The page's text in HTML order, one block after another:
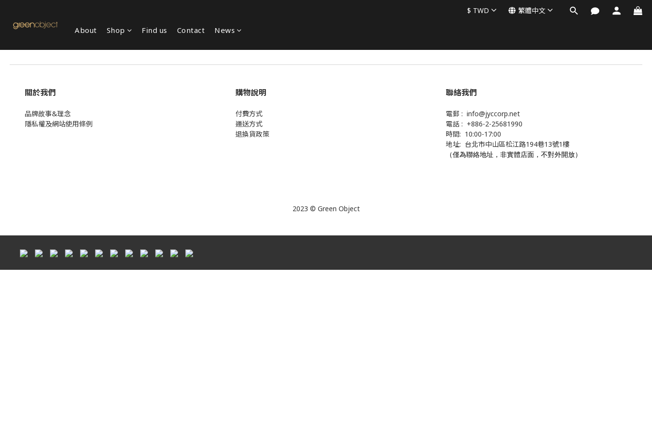
About Shop Find us Contact News
$ TWD 繁體中文
關於我們
品牌故事&理念
隱私權及網站使用條例
購物說明
付費方式
運送方式
退換貨政策
聯絡我們
電郵 : info@jyccorp.net
電話 : +886-2-25681990
時間: 10:00-17:00
地址: 台北市中山區松江路194巷13號1樓
（僅為聯絡地址，非實體店面，不對外開放）
2023 © Green Object